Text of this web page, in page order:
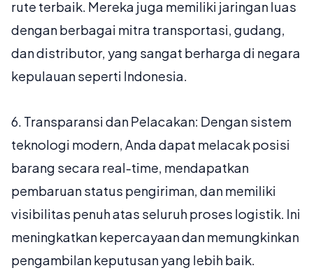
rute terbaik. Mereka juga memiliki jaringan luas
dengan berbagai mitra transportasi, gudang,
dan distributor, yang sangat berharga di negara
kepulauan seperti Indonesia.
6. Transparansi dan Pelacakan: Dengan sistem
teknologi modern, Anda dapat melacak posisi
barang secara real-time, mendapatkan
pembaruan status pengiriman, dan memiliki
visibilitas penuh atas seluruh proses logistik. Ini
meningkatkan kepercayaan dan memungkinkan
pengambilan keputusan yang lebih baik.